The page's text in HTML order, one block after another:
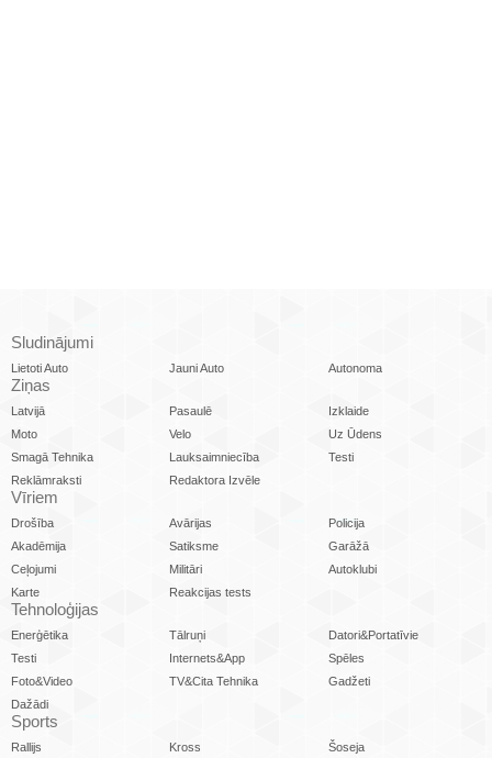
Sludinājumi
Lietoti Auto Jauni Auto Autonoma
Ziņas
Latvijā Pasaulē
Izklaide
Moto
Velo
Uz Ūdens
Smagā Tehnika
Lauksaimniecība
Testi
Reklāmraksti
Redaktora Izvēle
Vīriem
Drošība Avārijas
Policija
Akadēmija
Satiksme
Garāžā
Ceļojumi
Militāri
Autoklubi
Karte
Reakcijas tests
Tehnoloģijas
Enerģētika Tālruņi
Datori&Portatīvie
Testi
Internets&App
Spēles
Foto&Video
TV&Cita Tehnika
Gadžeti
Dažādi
Sports
Rallijs Kross
Šoseja